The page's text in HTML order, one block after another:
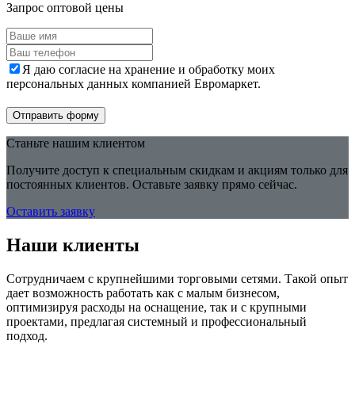
Запрос оптовой цены
Я даю согласие на хранение и обработку моих
персональных данных компанией Евромаркет.
Отправить форму
Станьте нашим клиентом
Получите доступ к специальным скидкам и акциям только для
постоянных клиентов. Оставьте заявку прямо сейчас.
Оставить заявку
Наши клиенты
Сотрудничаем с крупнейшими торговыми сетями. Такой опыт
дает возможность работать как с малым бизнесом,
оптимизируя расходы на оснащение, так и с крупными
проектами, предлагая системный и профессиональный
подход.